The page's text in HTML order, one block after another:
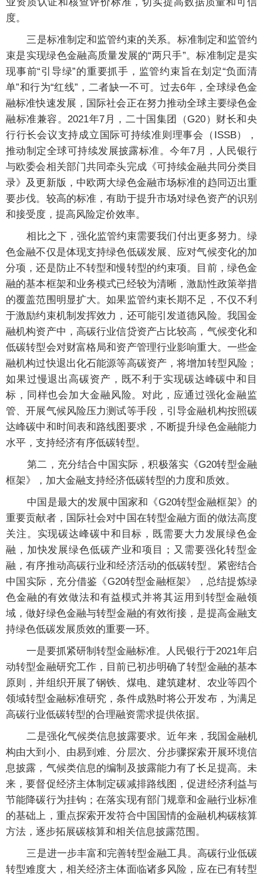
度。
三是标准制定和监管约束的关系。标准制定和监管约
束是实现绿色金融高质量发展的“两只手”。标准制定是实
现事前“引导绿”的重要抓手，监管约束旨在划定“负面清
单”和行为“红线”，二者缺一不可。过去6年，全球绿色金
融标准快速发展，国际社会正在努力推动全球主要绿色金
融标准兼容。2021年7月，二十国集团（G20）财长和央
行行长会议支持成立国际可持续准则理事会（ISSB），
推动制定全球可持续发展披露标准。今年7月，人民银行
与欧委会相关部门共同牵头完成《可持续金融共同分类目
录》及更新版，中欧两大绿色金融市场标准的趋同迈出重
要步伐。较高的标准，有助于提升市场对绿色资产的识别
和接受度，提高风险定价效率。
相比之下，强化监管约束需要我们付出更多努力。绿
色金融不仅是体现支持绿色低碳发展、应对气候变化的加
分项，还是防止不转型和慢转型的约束项。目前，绿色金
融的基本框架和业务模式已经较为清晰，激励性政策举措
的覆盖范围明显扩大。如果监管约束长期不足，不仅不利
于激励约束机制发挥效力，还可能引发道德风险。我国金
融机构资产中，高碳行业信贷资产占比较高，气候变化和
低碳转型会对财富格局和资产管理行业影响重大。一些金
融机构过快退出化石能源等高碳资产，将增加转型风险；
如果过慢退出高碳资产，既不利于实现碳达峰碳中和目
标，同样也会加大金融风险。对此，应通过强化金融监
管、开展气候风险压力测试等手段，引导金融机构按照碳
达峰碳中和时间表和路线图要求，不断提升绿色金融能力
水平，支持经济有序低碳转型。
第二，充分结合中国实际，积极落实《G20转型金融
框架》，加大金融支持经济低碳转型的力度和质效。
中国是最大的发展中国家和《G20转型金融框架》的
重要贡献者，国际社会对中国在转型金融方面的做法高度
关注。实现碳达峰碳中和目标，既需要大力发展绿色金
融，加快发展绿色低碳产业和项目；又需要强化转型金
融，有序推动高碳行业和经济活动的低碳转型。紧密结合
中国实际，充分借鉴《G20转型金融框架》，总结提炼绿
色金融的有效做法和有益模式并将其运用到转型金融领
域，做好绿色金融与转型金融的有效衔接，是提高金融支
持绿色低碳发展质效的重要一环。
一是要抓紧研制转型金融标准。人民银行于2021年启
动转型金融研究工作，目前已初步明确了转型金融的基本
原则，并组织开展了钢铁、煤电、建筑建材、农业等四个
领域转型金融标准研究，条件成熟时将公开发布，为满足
高碳行业低碳转型的合理融资需求提供依据。
二是强化气候类信息披露要求。近年来，我国金融机
构由大到小、由易到难、分层次、分步骤探索开展环境信
息披露，气候类信息的编制及披露能力有了长足提高。未
来，要督促经济主体制定碳减排路线图，促进经济利益与
节能降碳行为挂钩；在落实现有部门规章和金融行业标准
的基础上，重点探索开发符合中国国情的金融机构碳核算
方法，逐步拓展碳核算和相关信息披露范围。
三是进一步丰富和完善转型金融工具。高碳行业低碳
转型难度大，相关经济主体面临诸多风险，应在已有转型